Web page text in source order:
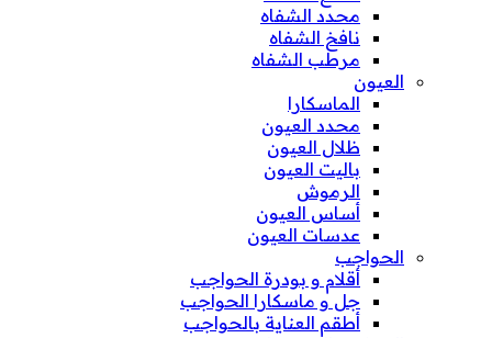
محدد الشفاه
نافخ الشفاه
مرطب الشفاه
العيون
الماسكارا
محدد العيون
ظلال العيون
باليت العيون
الرموش
أساس العيون
عدسات العيون
الحواجب
أقلام و بودرة الحواجب
جل و ماسكارا الحواجب
أطقم العناية بالحواجب